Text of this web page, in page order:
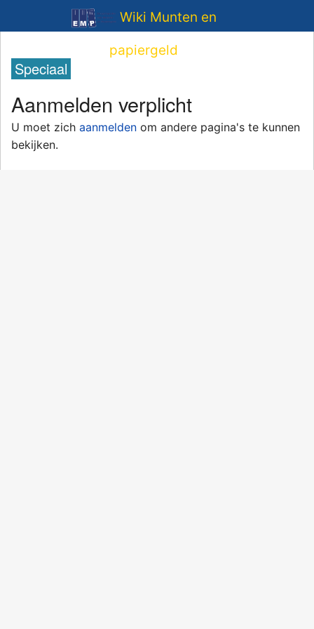
Wiki Munten en
papiergeld
Speciaal
Aanmelden verplicht
U moet zich aanmelden om andere pagina's te kunnen
bekijken.